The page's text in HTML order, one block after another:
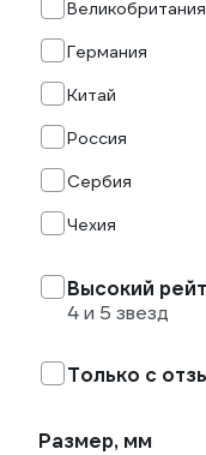
Великобритания
Германия
Китай
Россия
Сербия
Чехия
Высокий
4 и 5 звезд
Только с
Размер, мм